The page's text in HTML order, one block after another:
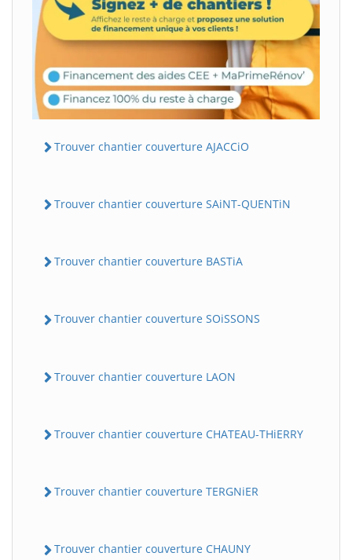
Trouver chantier couverture AJACCiO
Trouver chantier couverture SAiNT-QUENTiN
Trouver chantier couverture BASTiA
Trouver chantier couverture SOiSSONS
Trouver chantier couverture LAON
Trouver chantier couverture CHATEAU-THiERRY
Trouver chantier couverture TERGNiER
Trouver chantier couverture CHAUNY